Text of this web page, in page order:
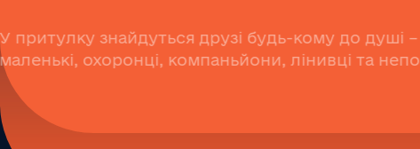
У притулку знайдуться друзі будь-кому до
маленькі, охоронці, компаньйони, лінивці